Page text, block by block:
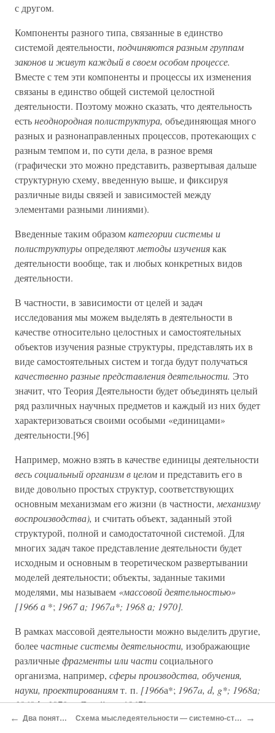
с другом.
Компоненты разного типа, связанные в единство
системой деятельности, подчиняются разным группам
законов и живут каждый в своем особом процессе.
Вместе с тем эти компоненты и процессы их изменения
связаны в единство общей системой целостной
деятельности. Поэтому можно сказать, что деятельность
естьнеоднородная полиструктура, объединяющая много
разных и разнонаправленных процессов, протекающих с
разным темпом и, по сути дела, в разное время
(графически это можно представить, развертывая дальше
структурную схему, введенную выше, и фиксируя
различные виды связей и зависимостей между
элементами разными линиями).
Введенные таким образомкатегории системы и
полиструктурыопределяют методы изучениякак
деятельности вообще, так и любых конкретных видов
деятельности.
В частности, в зависимости от целей и задач
исследования мы можем выделять в деятельности в
качестве относительно целостных и самостоятельных
объектов изучения разные структуры, представлять их в
виде самостоятельных систем и тогда будут получаться
качественно разные представления деятельности. Это
значит, что Теория Деятельности будет объединять целый
ряд различных научных предметов и каждый из них будет
характеризоваться своими особыми «единицами»
деятельности.[96]
Например, можно взять в качестве единицы деятельности
весь социальный организм в целоми представить его в
виде довольно простых структур, соответствующих
основным механизмам его жизни (в частности, механизму
воспроизводства), и считать объект, заданный этой
структурой, полной и самодостаточной системой. Для
многих задач такое представление деятельности будет
исходным и основным в теоретическом развертывании
моделей деятельности; объекты, заданные такими
моделями, мы называем «массовой деятельностью»
[1966 а *; 1967 а; 1967a*; 1968 а; 1970].
В рамках массовой деятельности можно выделить другие,
болеечастные системы деятельности, изображающие
различныефрагменты или частисоциального
организма, например, сферы производства, обучения,
науки, проектированиямт. п. [1966а*; 1967a, d, g*; 1968а;
1969 b; 1970 а;Дизайн… 1967].
← Два понятия системы[89] Схема мыследеятельности — системно-структурное строение, смысл и содержание[132] →